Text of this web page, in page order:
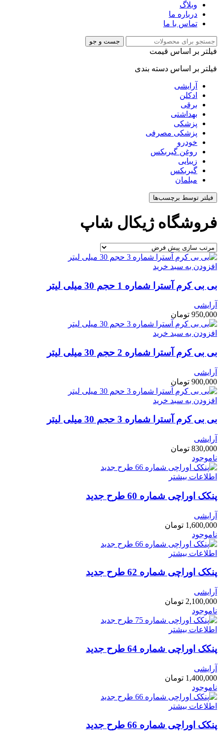
وبلاگ
درباره ما
تماس با ما
جست و جو
فیلتر بر اساس قیمت
فیلتر بر اساس دسته بندی
آرایشی
ادکلن
برقی
بهداشتی
پزشکی
پزشکی مصرفی
خودرو
روغن گیربکس
زیبایی
گیربکس
مبلمان
فیلتر توسط برچسب‌ها
فروشگاه ژیکال شاپ
افزودن به سبد خرید
بی بی کرم آسترا شماره 1 حجم 30 میلی لیتر
آرایشی
950,000 تومان
افزودن به سبد خرید
بی بی کرم آسترا شماره 2 حجم 30 میلی لیتر
آرایشی
900,000 تومان
افزودن به سبد خرید
بی بی کرم آسترا شماره 3 حجم 30 میلی لیتر
آرایشی
830,000 تومان
ناموجود
اطلاعات بیشتر
پنکک اوراچی شماره 60 طرح جدید
آرایشی
1,600,000 تومان
ناموجود
اطلاعات بیشتر
پنکک اوراچی شماره 62 طرح جدید
آرایشی
2,100,000 تومان
ناموجود
اطلاعات بیشتر
پنکک اوراچی شماره 64 طرح جدید
آرایشی
1,400,000 تومان
ناموجود
اطلاعات بیشتر
پنکک اوراچی شماره 66 طرح جدید